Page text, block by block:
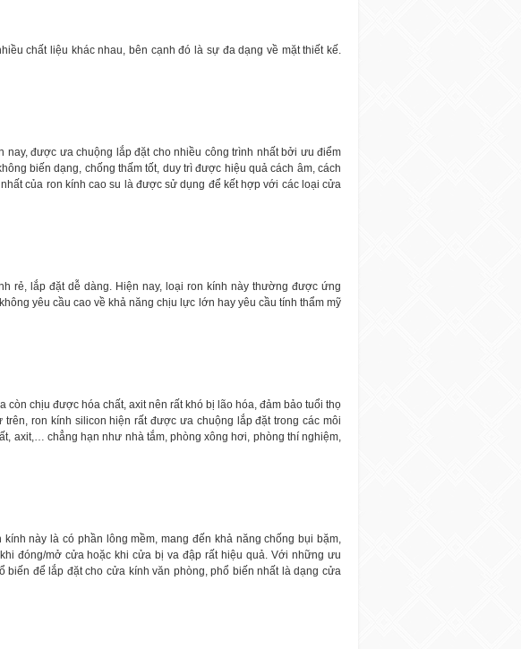
chất liệu khác nhau, bên cạnh đó là sự đa dạng về mặt thiết kế.
được ưa chuộng lắp đặt cho nhiều công trình nhất bởi ưu điểm
biến dạng, chống thấm tốt, duy trì được hiệu quả cách âm, cách
của ron kính cao su là được sử dụng để kết hợp với các loại cửa
rẻ, lắp đặt dễ dàng. Hiện nay, loại ron kính này thường được ứng
yêu cầu cao về khả năng chịu lực lớn hay yêu cầu tính thẩm mỹ
còn chịu được hóa chất, axit nên rất khó bị lão hóa, đảm bảo tuổi thọ
ron kính silicon hiện rất được ưa chuộng lắp đặt trong các môi
axit,… chẳng hạn như nhà tắm, phòng xông hơi, phòng thí nghiệm,
này là có phần lông mềm, mang đến khả năng chống bụi bặm,
đóng/mở cửa hoặc khi cửa bị va đập rất hiệu quả. Với những ưu
để lắp đặt cho cửa kính văn phòng, phổ biến nhất là dạng cửa